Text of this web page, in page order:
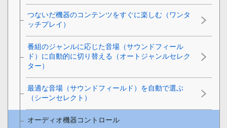
つないだ機器のコンテンツをすぐに楽しむ（ワンタ
ッチプレイ）
番組のジャンルに応じた音場（サウンドフィール
ド）に自動的に切り替える（オートジャンルセレク
ター）
最適な音場（サウンドフィールド）を自動で選ぶ
（シーンセレクト）
オーディオ機器コントロール